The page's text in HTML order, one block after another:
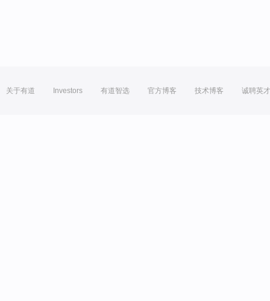
关于有道 Investors 有道智选 官方博客 技术博客 诚聘英才